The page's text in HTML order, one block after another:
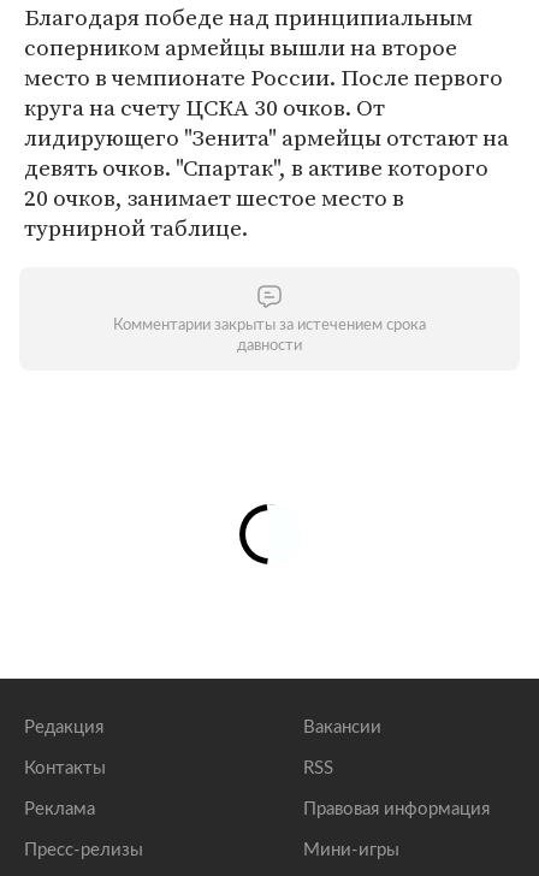
Благодаря победе над принципиальным
соперником армейцы вышли на второе
место в чемпионате России. После первого
круга на счету ЦСКА 30 очков. От
лидирующего "Зенита" армейцы отстают на
девять очков. "Спартак", в активе которого
20 очков, занимает шестое место в
турнирной таблице.
Комментарии закрыты за истечением срока
давности
Редакция
Контакты
Реклама
Пресс-релизы
Вакансии
RSS
Правовая информация
Мини-игры